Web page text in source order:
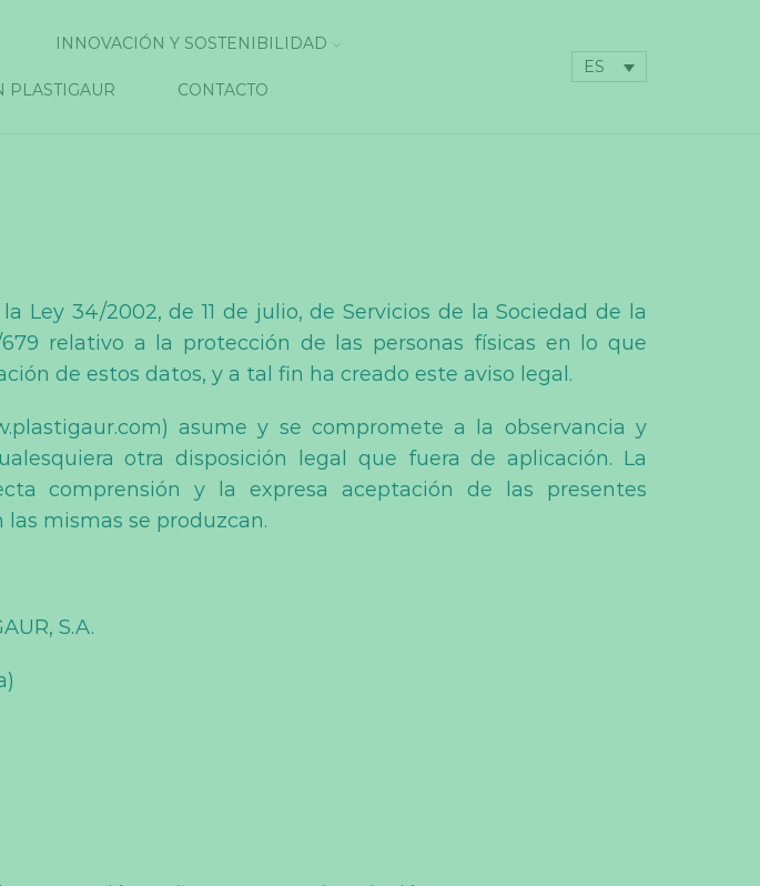
INNOVACIÓN Y SOSTENIBILIDAD
PLASTIGAUR CONTACTO
ES
Ley 34/2002, de 11 de julio, de Servicios de la Sociedad de la
relativo a la protección de las personas físicas en lo que
de estos datos, y a tal fin ha creado este aviso legal.
asume y se compromete a la observancia y
otra disposición legal que fuera de aplicación. La
comprensión y la expresa aceptación de las presentes
mismas se produzcan.
S.A.